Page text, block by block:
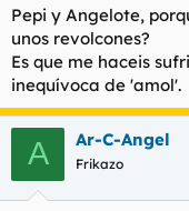
Pepi y Angelote,
unos revolcones?
Es que me haceis
inequívoca de 'amol'.
A Ar-C-Angel
Frikazo